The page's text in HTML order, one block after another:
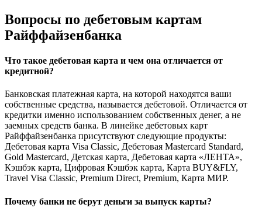
Вопросы по дебетовым картам
Райффайзенбанка
Что такое дебетовая карта и чем она отличается от
кредитной?
Банковская платежная карта, на которой находятся ваши
собственные средства, называется дебетовой. Отличается от
кредитки именно использованием собственных денег, а не
заемных средств банка. В линейке дебетовых карт
Райффайзенбанка присутствуют следующие продукты:
Дебетовая карта Visa Classic, Дебетовая Mastercard Standard,
Gold Mastercard, Детская карта, Дебетовая карта «ЛЕНТА»,
Кэшбэк карта, Цифровая Кэшбэк карта, Карта BUY&FLY,
Travel Visa Classic, Premium Direct, Premium, Карта МИР.
Почему банки не берут деньги за выпуск карты?